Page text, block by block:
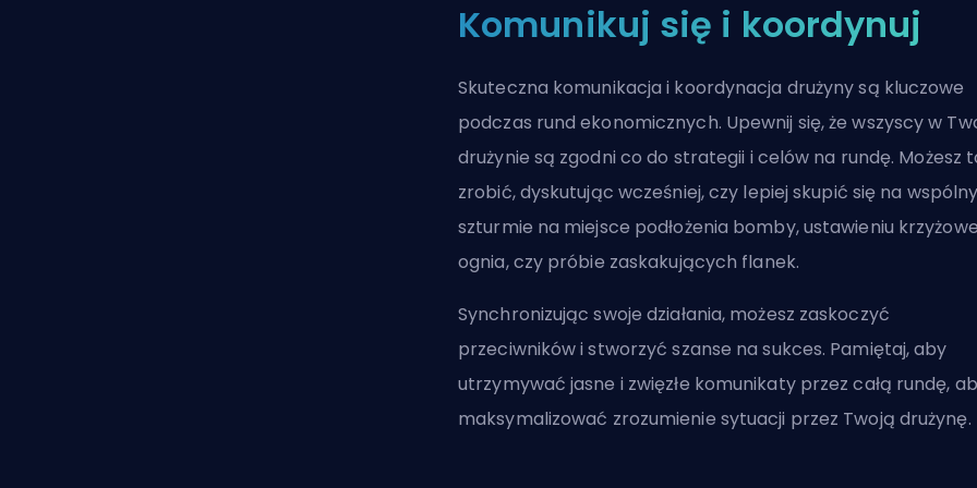
Komunikuj się i koordynuj
Skuteczna komunikacja i koordynacja drużyny są kluczowe
podczas rund ekonomicznych. Upewnij się, że wszyscy w
drużynie są zgodni co do strategii i celów na rundę. Możesz
zrobić, dyskutując wcześniej, czy lepiej skupić się na
szturmie na miejsce podłożenia bomby, ustawieniu
ognia, czy próbie zaskakujących flanek.
Synchronizując swoje działania, możesz zaskoczyć
przeciwników i stworzyć szanse na sukces. Pamiętaj, aby
utrzymywać jasne i zwięzłe komunikaty przez całą rundę,
maksymalizować zrozumienie sytuacji przez Twoją drużynę.